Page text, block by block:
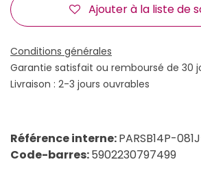
Ajouter à la liste de
Conditions générales
Garantie satisfait ou remboursé de 30
Livraison : 2-3 jours ouvrables
Référence interne:PARSB14P-
Code-barres:5902230797499